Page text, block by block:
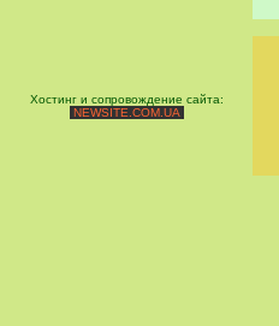
Хостинг и сопровождение сайта:
NEWSITE.COM.UA